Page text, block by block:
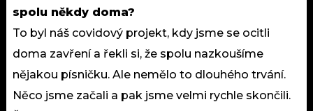
spolu někdy doma?
To byl náš covidový projekt, kdy jsme se ocitli
doma zavření a řekli si, že spolu nazkoušíme
nějakou písničku. Ale nemělo to dlouhého trvání.
Něco jsme začali a pak jsme velmi rychle skončili.